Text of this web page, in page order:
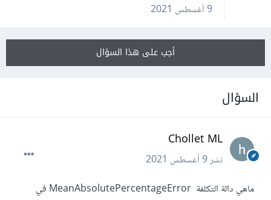
9 أغسطس 2021
أجب على هذا السؤال
السؤال
Chollet ML
نشر9 أغسطس 2021
ماهي دالة التكلفة MeanAbsolutePercentageError في